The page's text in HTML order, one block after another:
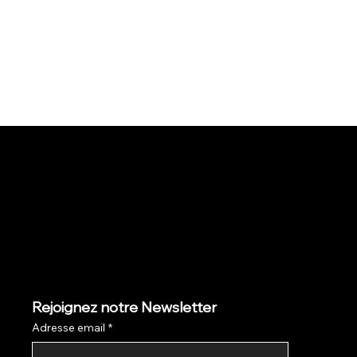
Rejoignez notre Newsletter
Adresse email *